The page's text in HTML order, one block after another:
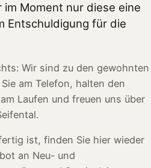
im Moment nur diese eine
Entschuldigung für die
Wir sind zu den gewohnten
am Telefon, halten den
Laufen und freuen uns über
ist, finden Sie hier wieder
an Neu- und